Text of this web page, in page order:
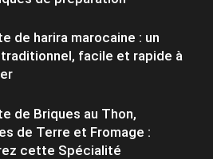
de harira marocaine : un
facile et rapide à
de Briques au Thon,
de Terre et Fromage :
cette Spécialité